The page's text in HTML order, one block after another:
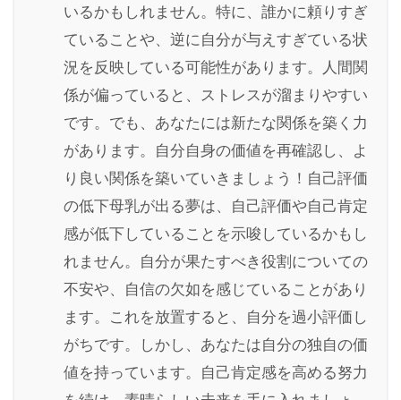
いるかもしれません。特に、誰かに頼りすぎ
ていることや、逆に自分が与えすぎている状
況を反映している可能性があります。人間関
係が偏っていると、ストレスが溜まりやすい
です。でも、あなたには新たな関係を築く力
があります。自分自身の価値を再確認し、よ
り良い関係を築いていきましょう！自己評価
の低下母乳が出る夢は、自己評価や自己肯定
感が低下していることを示唆しているかもし
れません。自分が果たすべき役割についての
不安や、自信の欠如を感じていることがあり
ます。これを放置すると、自分を過小評価し
がちです。しかし、あなたは自分の独自の価
値を持っています。自己肯定感を高める努力